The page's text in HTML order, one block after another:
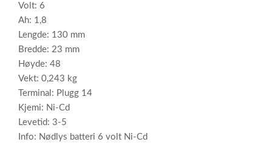
Volt: 6
Ah: 1,8
Lengde: 130 mm
Bredde: 23 mm
Høyde: 48
Vekt: 0,243 kg
Terminal: Plugg 14
Kjemi: Ni-Cd
Levetid: 3-5
Info: Nødlys batteri 6 volt Ni-Cd